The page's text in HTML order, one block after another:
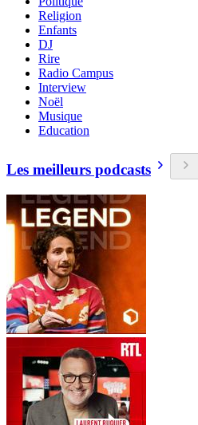
Religion
Enfants
DJ
Rire
Radio Campus
Interview
Noël
Musique
Education
Les meilleurs podcasts